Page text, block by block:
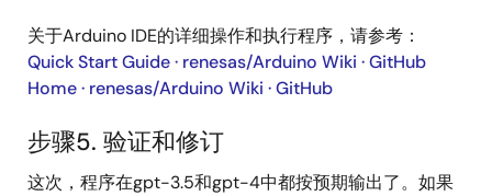
关于Arduino IDE的详细操作和执行程序，请参考：
Quick Start Guide · renesas/Arduino Wiki · GitHub
Home · renesas/Arduino Wiki · GitHub
步骤5. 验证和修订
这次，程序在gpt-3.5和gpt-4中都按预期输出了。如果